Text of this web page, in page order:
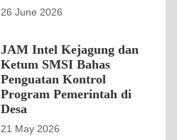
26 June 2026
JAM Intel Kejagung dan
Ketum SMSI Bahas
Penguatan Kontrol
Program Pemerintah di
Desa
21 May 2026